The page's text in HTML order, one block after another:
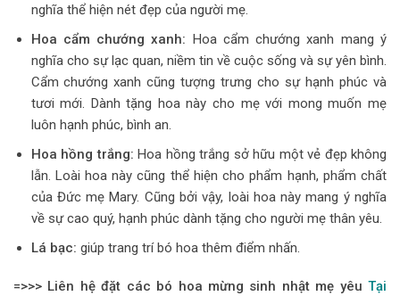
nghĩa thể hiện nét đẹp của người mẹ.
Hoa cẩm chướng xanh: Hoa cẩm chướng xanh mang ý
nghĩa cho sự lạc quan, niềm tin về cuộc sống và sự yên bình.
Cẩm chướng xanh cũng tượng trưng cho sự hạnh phúc và
tươi mới. Dành tặng hoa này cho mẹ với mong muốn mẹ
luôn hạnh phúc, bình an.
Hoa hồng trắng: Hoa hồng trắng sở hữu một vẻ đẹp không
lẫn. Loài hoa này cũng thể hiện cho phẩm hạnh, phẩm chất
của Đức mẹ Mary. Cũng bởi vậy, loài hoa này mang ý nghĩa
về sự cao quý, hạnh phúc dành tặng cho người mẹ thân yêu.
Lá bạc: giúp trang trí bó hoa thêm điểm nhấn.
=>>> Liên hệ đặt các bó hoa mừng sinh nhật mẹ yêu Tại